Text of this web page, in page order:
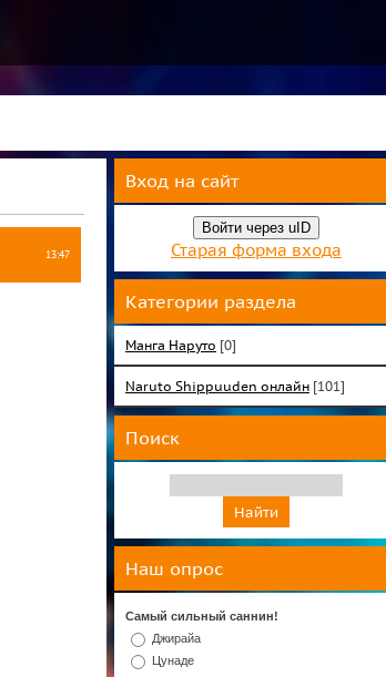
13:47
Вход на сайт
Войти через uID
Старая форма входа
Категории раздела
Манга Наруто [0]
Naruto Shippuuden онлайн [101]
Поиск
Наш опрос
Самый сильный саннин!
Джирайа
Цунаде